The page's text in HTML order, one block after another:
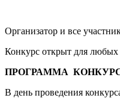
Организатор и все
Конкурс открыт для
ПРОГРАММА
В день проведения